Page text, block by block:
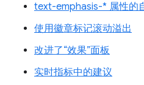
text-emphasis-* 属性的
使用徽章标记滚动溢出
改进了“效果”面板
实时指标中的建议